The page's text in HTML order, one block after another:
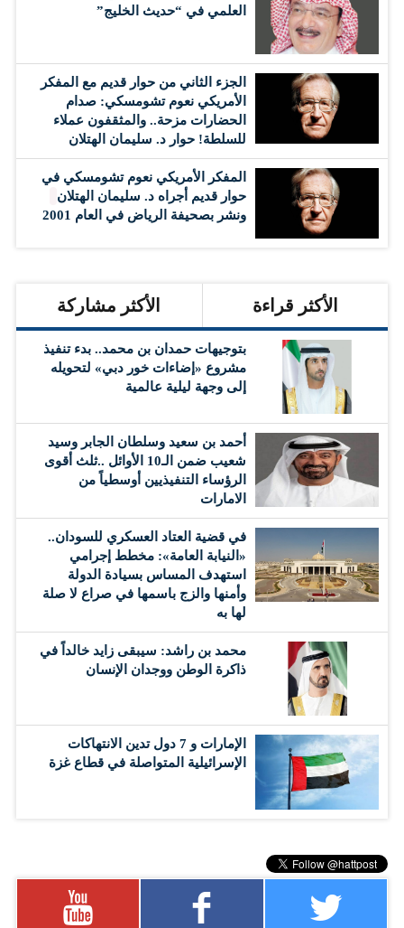
العلمي في “حديث الخليج”
الجزء الثاني من حوار قديم مع المفكر
الأمريكي نعوم تشومسكي: صدام
الحضارات مزحة.. والمثقفون عملاء
للسلطة! حوار د. سليمان الهتلان
المفكر الأمريكي نعوم تشومسكي في
حوار قديم أجراه د. سليمان الهتلان
ونشر بصحيفة الرياض في العام 2001
الأكثر قراءة الأكثر مشاركة
بتوجيهات حمدان بن محمد.. بدء تنفيذ
مشروع «إضاءات خور دبي» لتحويله
إلى وجهة ليلية عالمية
أحمد بن سعيد وسلطان الجابر وسيد
شعيب ضمن الـ10 الأوائل ..ثلث أقوى
الرؤساء التنفيذيين أوسطياً من
الامارات
في قضية العتاد العسكري للسودان..
«النيابة العامة»: مخطط إجرامي
استهدف المساس بسيادة الدولة
وأمنها والزج باسمها في صراع لا صلة
لها به
محمد بن راشد: سيبقى زايد خالداً في
ذاكرة الوطن ووجدان الإنسان
الإمارات و 7 دول تدين الانتهاكات
الإسرائيلية المتواصلة في قطاع غزة